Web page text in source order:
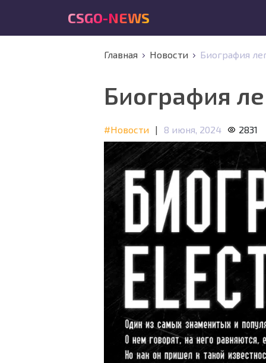
CSGO-NEWS
Главная Новости Биография
Биография
#Новости | 8 июня, 2024 2831